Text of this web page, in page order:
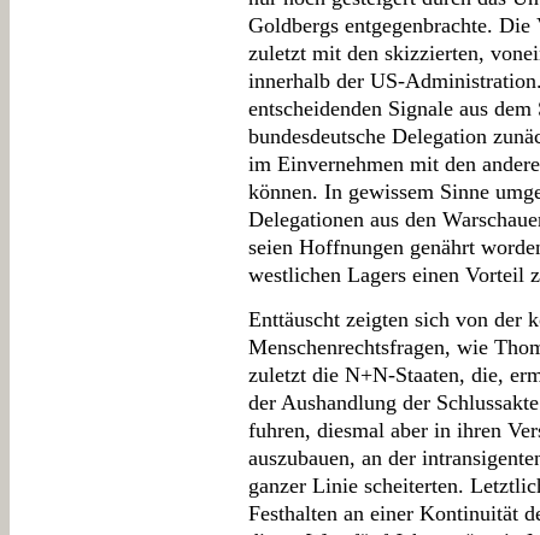
Goldbergs entgegenbrachte.
zuletzt mit den skizzierten,
innerhalb der US-
entscheidenden Signale aus
bundesdeutsche Delegation
im Einvernehmen mit den
können. In gewissem Sinne
Delegationen aus den
seien Hoffnungen genährt
westlichen Lagers einen Vorteil
Enttäuscht zeigten sich von der
Menschenrechtsfragen, wie
zuletzt die N+N-Staaten, die,
der Aushandlung der
fuhren, diesmal aber in ihren
auszubauen, an der
ganzer Linie scheiterten.
Festhalten an einer Kontinuität